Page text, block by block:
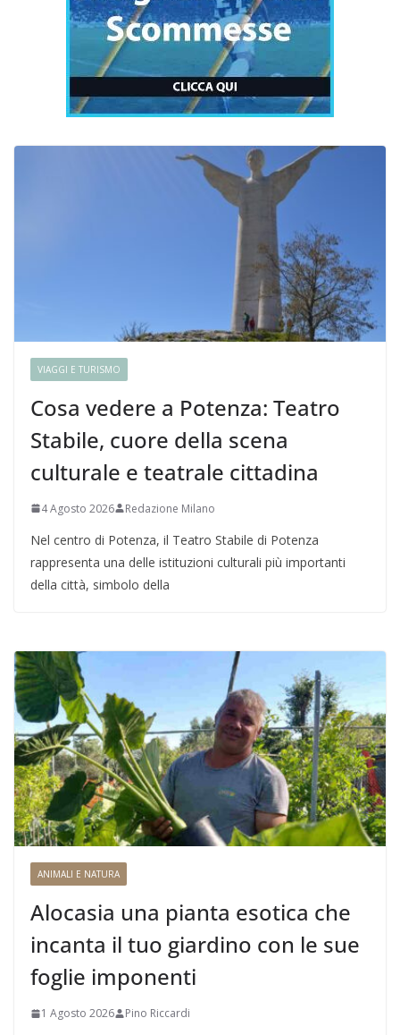
VIAGGI E TURISMO
Cosa vedere a Potenza: Teatro
Stabile, cuore della scena
culturale e teatrale cittadina
4 Agosto 2026 Redazione Milano
Nel centro di Potenza, il Teatro Stabile di Potenza
rappresenta una delle istituzioni culturali più importanti
della città, simbolo della
ANIMALI E NATURA
Alocasia una pianta esotica che
incanta il tuo giardino con le sue
foglie imponenti
1 Agosto 2026 Pino Riccardi